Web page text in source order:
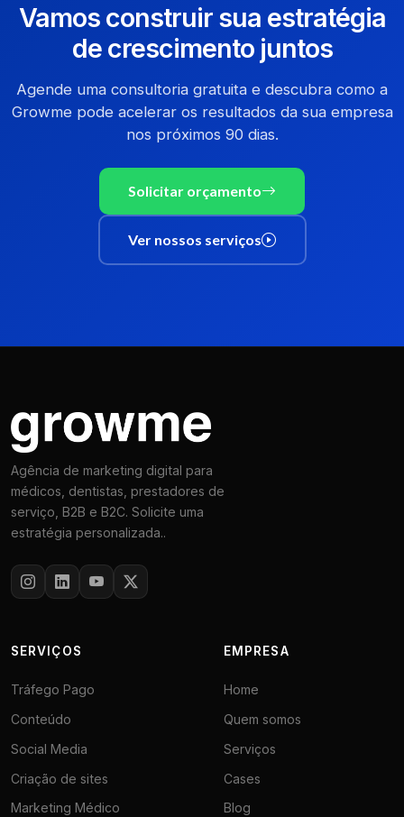
Vamos construir sua estratégia
de crescimento juntos
Agende uma consultoria gratuita e descubra como a
Growme pode acelerar os resultados da sua empresa
nos próximos 90 dias.
Solicitar orçamento
Ver nossos serviços
Agência de marketing digital para
médicos, dentistas, prestadores de
serviço, B2B e B2C. Solicite uma
estratégia personalizada..
SERVIÇOS
Tráfego Pago
Conteúdo
Social Media
Criação de sites
Marketing Médico
EMPRESA
Home
Quem somos
Serviços
Cases
Blog